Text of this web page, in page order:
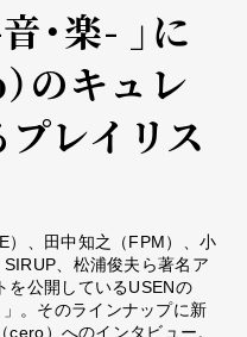
・楽- 」に
のキュレ
レイリス
）、田中知之（FPM）、小
、松浦俊夫ら著名ア
を公開しているUSENの
。そのラインナップに新
）へのインタビュー。